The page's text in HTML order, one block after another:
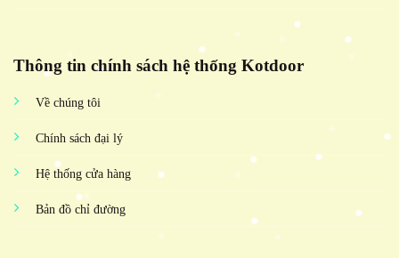
Thông tin chính sách hệ thống Kotdoor
Về chúng tôi
Chính sách đại lý
Hệ thống cửa hàng
Bản đồ chỉ đường